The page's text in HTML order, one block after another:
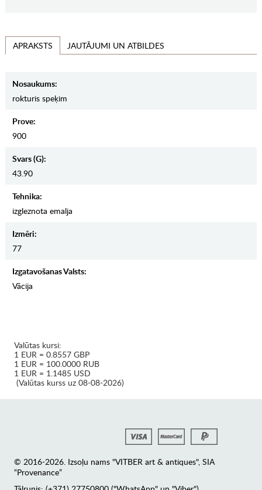
APRAKSTS JAUTĀJUMI UN ATBILDES
Nosaukums:
rokturis speķim
Prove:
900
Svars (g):
43.90
Tehnika:
izgleznota emalja
Izmēri:
77
Izgatavošanas Valsts:
Vācija
Valūtas kursi:
1 EUR = 0.8557 GBP
1 EUR = 100.0000 RUB
1 EUR = 1.1485 USD
(Valūtas kurss uz 08-08-2026)
© 2016-2026. Izsoļu nams "VITBER art & antiques", SIA
“Provenance”